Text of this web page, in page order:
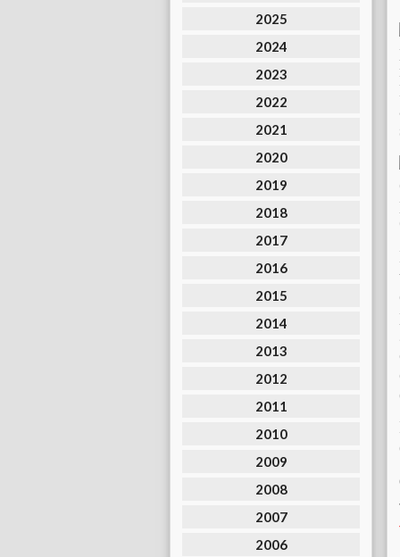
2025
2024
2023
2022
2021
2020
2019
2018
2017
2016
2015
2014
2013
2012
2011
2010
2009
2008
2007
2006